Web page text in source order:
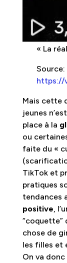
« La
Source:
https://
Mais cette
jeunes
place à la
ou
faite du «
TikTok et
pratiques
tendances
positive ,
“coquette”
chose de
les filles et
On va